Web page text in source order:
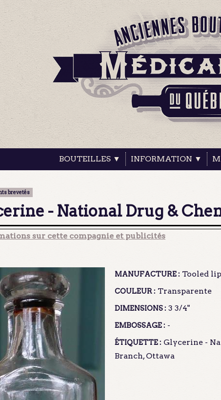
BOUTEILLES ▼ INFORMATION ▼
brevetés
- National Drug &
sur cette compagnie et publicités
MANUFACTURE : Tooled lip
COULEUR : Transparente
DIMENSIONS : 3 3/4"
EMBOSSAGE : -
ÉTIQUETTE : Glycerine -
Branch, Ottawa